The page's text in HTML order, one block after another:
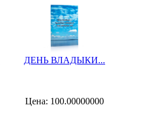
ДЕНЬ ВЛАДЫКИ...
Цена: 100.00000000